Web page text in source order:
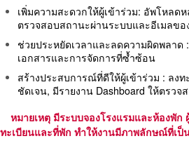
เพิ่มความสะดวกให้ผู้เข้าร่วม: อัพโหลด
ตรวจสอบสถานะผ่านระบบและอีเมลขอ
ช่วยประหยัดเวลาและลดความผิดพลา
เอกสารและการจัดการที่ซ้ำซ้อน
สร้างประสบการณ์ที่ดีให้ผู้เข้าร่วม : ลงท
ชัดเจน, มีรายงาน Dashboard ให้ตรวจ
หมายเหตุ มีระบบจองโรงแรมและห้องพัก
ทะเบียนและที่พัก ทำให้งานมีภาพลักษณ์ที่เป็